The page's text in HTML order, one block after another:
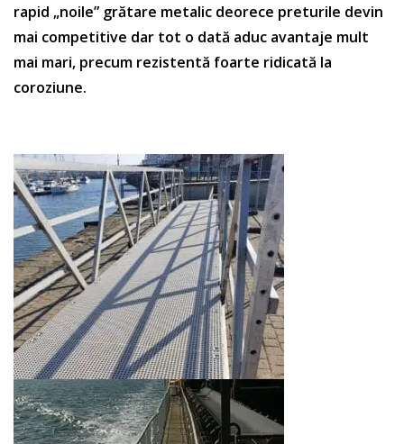
rapid „noile” grătare metalic deorece preturile devin
mai competitive dar tot o dată aduc avantaje mult
mai mari, precum rezistentă foarte ridicată la
coroziune.